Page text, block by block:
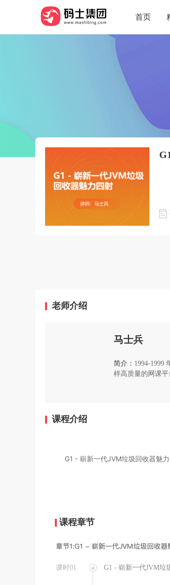
首页
老师介绍
马士兵
简介： 1994-1999
样高质量的网课平
课程介绍
G1 - 崭新一代JVM垃圾回收器魅
课程章节
章节1:G1 - 崭新一代JVM垃圾回收
课时01 G1 - 崭新一代JVM垃